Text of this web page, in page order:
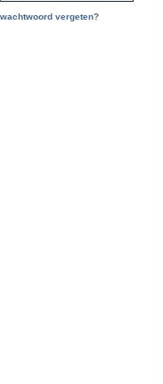
wachtwoord vergeten?